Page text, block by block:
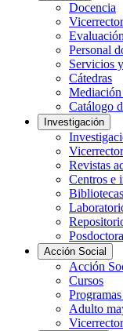
Docencia
Personal
Servicios
Cátedras
Catálogo
Investigación
Revistas
Centros e
Bibliotecas
Acción Social
Acción
Cursos
Adulto